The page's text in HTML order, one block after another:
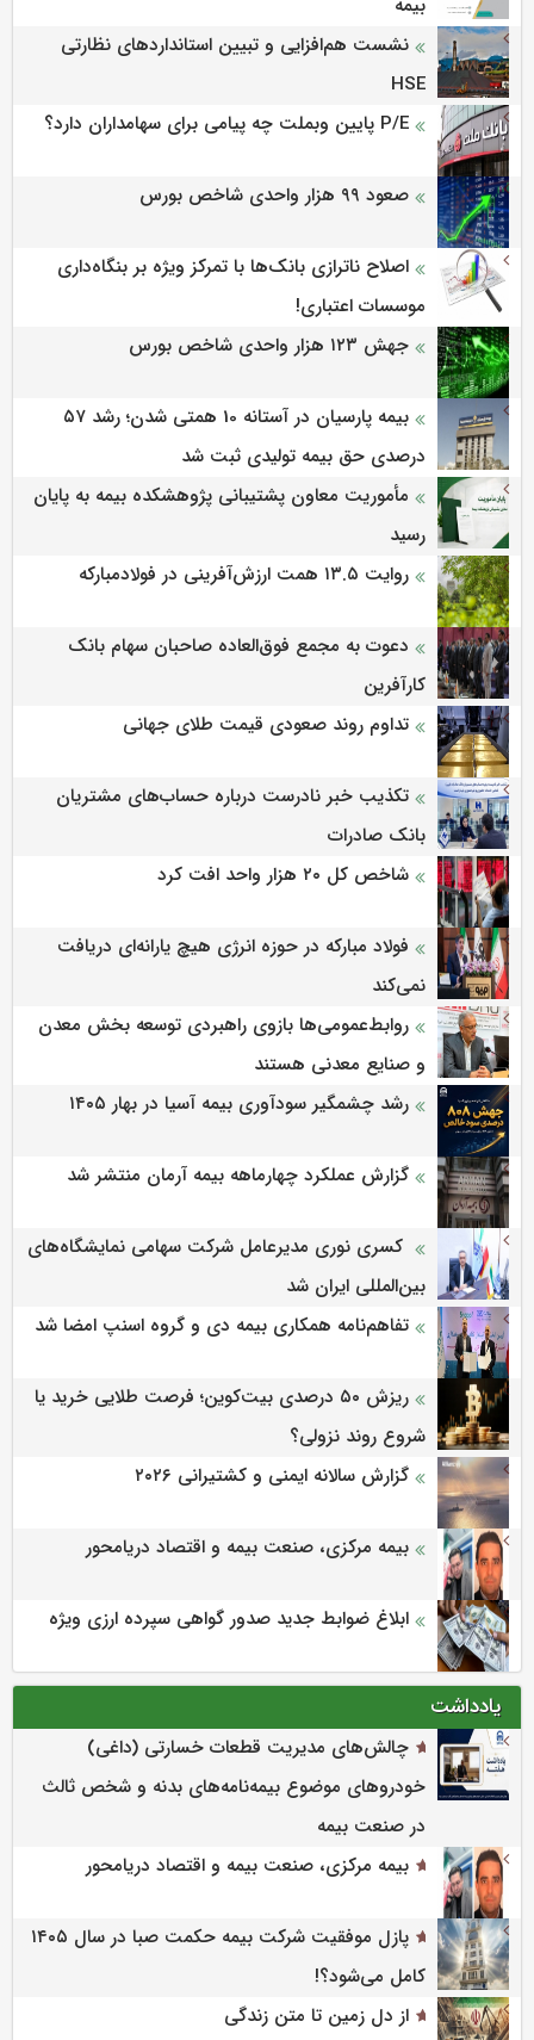
بیمه
نشست هم‌افزایی و تبیین استانداردهای نظارتی
HSE
P/E پایین وبملت چه پیامی برای سهامداران دارد؟
صعود ۹۹ هزار واحدی شاخص بورس
اصلاح ناترازی بانک‌ها با تمرکز ویژه بر بنگاه‌داری
موسسات اعتباری!
جهش ۱۲۳ هزار واحدی شاخص بورس
بیمه پارسیان در آستانه 10 همتی شدن؛ رشد ۵۷
درصدی حق بیمه تولیدی ثبت شد
مأموریت معاون پشتیبانی پژوهشكده بیمه به پایان
رسید
روایت ۱۳.۵ همت ارزش‌آفرینی در فولادمبارکه
دعوت به مجمع فوق‌العاده صاحبان سهام بانک
کارآفرین
تداوم روند صعودی قیمت طلای جهانی
تکذیب خبر نادرست درباره حساب‌های مشتریان
بانک صادرات
شاخص کل ۲۰ هزار واحد افت کرد
فولاد مبارکه در حوزه انرژی هیچ یارانه‌ای دریافت
نمی‌کند
روابط‌‌عمومی‌ها بازوی راهبردی توسعه بخش معدن
و صنایع معدنی هستند
رشد چشمگیر سودآوری بیمه آسیا در بهار ۱۴۰۵
گزارش عملکرد چهارماهه بیمه آرمان منتشر شد
کسری نوری مدیرعامل شرکت سهامی نمایشگاه‌های
بین‌المللی ایران شد
تفاهم‌نامه همکاری بیمه دی و گروه اسنپ امضا شد
ریزش ۵۰ درصدی بیت‌کوین؛ فرصت طلایی خرید یا
شروع روند نزولی؟
گزارش سالانه ایمنی و كشتیرانی ۲۰۲۶
بیمه مرکزی، صنعت بیمه و اقتصاد دریامحور
ابلاغ ضوابط جدید صدور گواهی سپرده ارزی ویژه
یادداشت
چالش‌های مدیریت قطعات خسارتی (داغی)
خودروهای موضوع بیمه‌نامه‌های بدنه و شخص ثالث
در صنعت بیمه
بیمه مرکزی، صنعت بیمه و اقتصاد دریامحور
پازل موفقیت شرکت بیمه حکمت صبا در سال ۱۴۰۵
کامل می‌شود؟!
از دل زمین تا متن زندگی